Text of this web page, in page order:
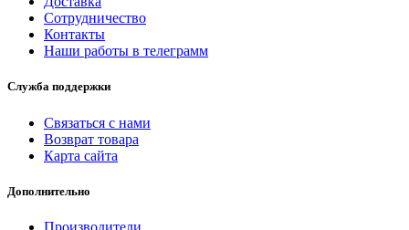
Сотрудничество
Контакты
Наши работы в телеграмм
Служба поддержки
Связаться с нами
Возврат товара
Карта сайта
Дополнительно
Производители